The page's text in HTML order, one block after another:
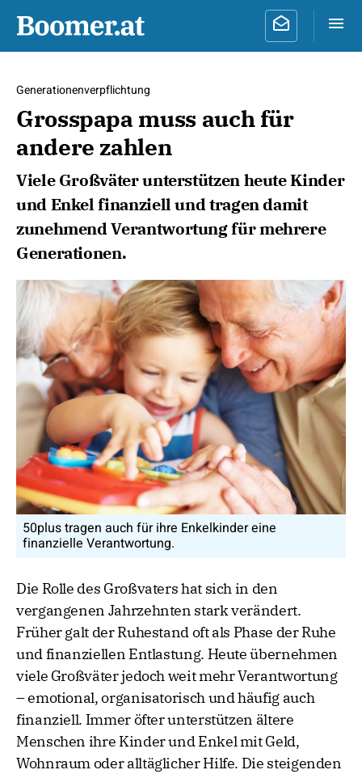
Generationenverpflichtung
Grosspapa muss auch für
andere zahlen
Viele Großväter unterstützen heute Kinder
und Enkel finanziell und tragen damit
zunehmend Verantwortung für mehrere
Generationen.
50plus tragen auch für ihre Enkelkinder eine
finanzielle Verantwortung.
Die Rolle des Großvaters hat sich in den
vergangenen Jahrzehnten stark verändert.
Früher galt der Ruhestand oft als Phase der Ruhe
und finanziellen Entlastung. Heute übernehmen
viele Großväter jedoch weit mehr Verantwortung
– emotional, organisatorisch und häufig auch
finanziell. Immer öfter unterstützen ältere
Menschen ihre Kinder und Enkel mit Geld,
Wohnraum oder alltäglicher Hilfe. Die steigenden